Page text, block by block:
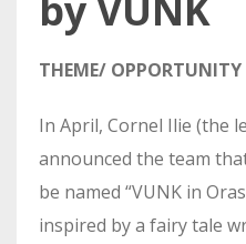
THEME/ OPPORTUNITY
In April, Cornel Ilie (the
announced the team
be named “VUNK in
inspired by a fairy tale